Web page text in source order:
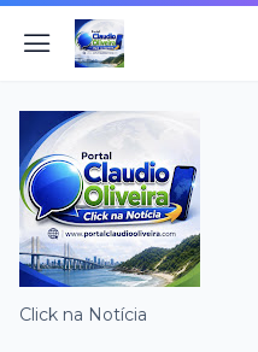
Click na Notícia